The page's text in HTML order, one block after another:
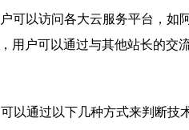
以访问各大云服务平台，如
户可以通过与其他站长的交
通过以下几种方式来判断技